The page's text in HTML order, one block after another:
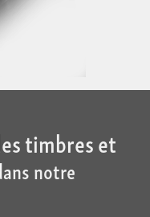
timbres et
notre